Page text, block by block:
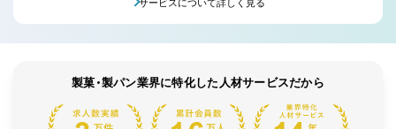
サービスについて詳しく見る
製菓・製パン業界に特化した人材サービスだから